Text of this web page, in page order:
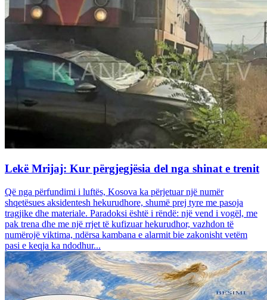
Lekë Mrijaj: Kur përgjegjësia del nga shinat e trenit
Që nga përfundimi i luftës, Kosova ka përjetuar një numër
shqetësues aksidentesh hekurudhore, shumë prej tyre me pasoja
tragjike dhe materiale. Paradoksi është i rëndë: një vend i vogël, me
pak trena dhe me një rrjet të kufizuar hekurudhor, vazhdon të
numërojë viktima, ndërsa kambana e alarmit bie zakonisht vetëm
pasi e keqja ka ndodhur...